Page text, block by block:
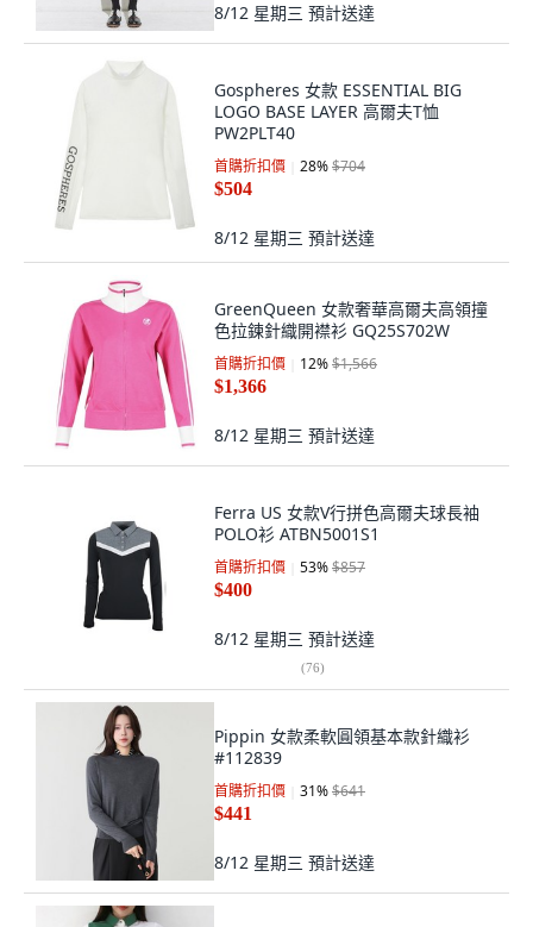
8/12 星期三 預計送達
Gospheres 女款 ESSENTIAL BIG
LOGO BASE LAYER 高爾夫T恤
PW2PLT40
首購折扣價 28%$704
$504
8/12 星期三 預計送達
GreenQueen 女款奢華高爾夫高領撞
色拉鍊針織開襟衫 GQ25S702W
首購折扣價 12%$1,566
$1,366
8/12 星期三 預計送達
Ferra US 女款V行拼色高爾夫球長袖
POLO衫 ATBN5001S1
首購折扣價 53%$857
$400
8/12 星期三 預計送達
(76)
Pippin 女款柔軟圓領基本款針織衫
#112839
首購折扣價 31%$641
$441
8/12 星期三 預計送達